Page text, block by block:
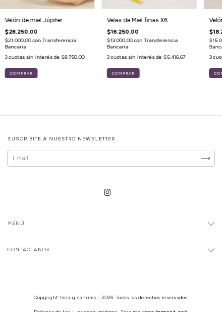
Velón de miel Júpiter
$26.250,00
$21.000,00con Transferencia
Bancaria
3 cuotas sin interés de $8.750,00
Velas de Miel finas X6
$16.250,00
$13.000,00con Transferencia
Bancaria
3 cuotas sin interés de $5.416,67
3
SUSCRIBITE A NUESTRO NEWSLETTER
MENÚ
CONTACTANOS
Copyright flora y sahumo - 2026. Todos los derechos reservados.